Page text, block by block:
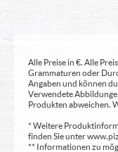
Alle Preise in €. Alle
Grammaturen oder
Angaben und können
Verwendete
Produkten abweichen.
* Weitere
finden Sie unter
** Informationen zu